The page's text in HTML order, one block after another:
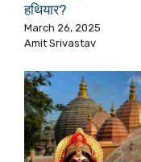
हथियार?
March 26, 2025
Amit Srivastav